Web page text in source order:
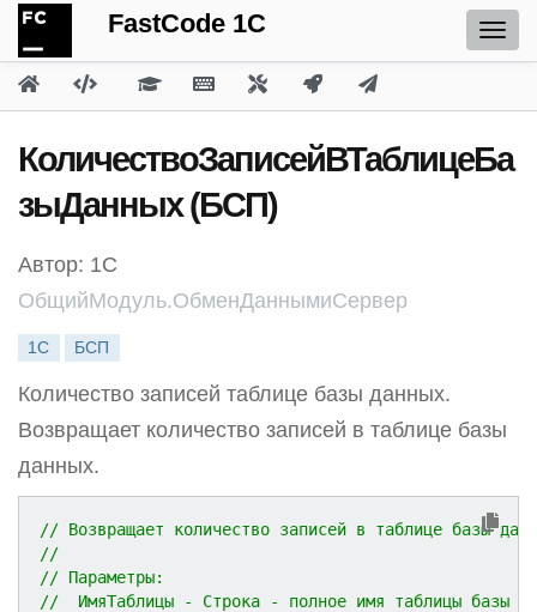
FastCode 1C
КоличествоЗаписейВТаблицеБа
зыДанных (БСП)
Автор: 1С
ОбщийМодуль.ОбменДаннымиСервер
1С БСП
Количество записей таблице базы данных.
Возвращает количество записей в таблице базы
данных.
// Возвращает количество записей в таблице базы
//
// Параметры:
//  ИмяТаблицы - Строка - полное имя таблицы базы